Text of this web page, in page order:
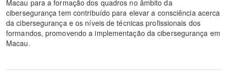
Macau para a formação dos quadros no âmbito da
cibersegurança tem contribuído para elevar a consciência acerca
da cibersegurança e os níveis de técnicas profissionais dos
formandos, promovendo a implementação da cibersegurança em
Macau.